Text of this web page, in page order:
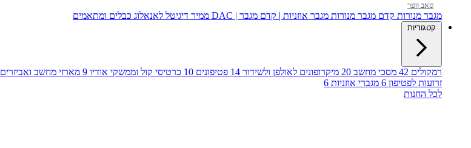
סאב וופר
מגבר מנורות קדם מגבר מנורות מגבר אוזניות | קדם מגבר | DAC ממיר דיגיטל לאנאלוג כבלים ומתאמים
קטגוריות
רמקולים 42 מסכי מחשב 20 מיקרופונים לאולפן ולשידור 14 פטיפונים 10 כרטיסי קול וממשקי אודיו 9 מארזי מחשב ואביזרים
זרועות לפטיפון 6 מגברי אוזניות 6
לכל החנות